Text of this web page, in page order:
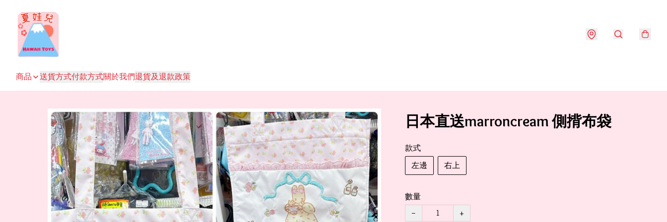
商品 送貨方式付款方式關於我們退貨及退款政策
日本直送marroncream 側揹布袋
款式
左邊
右上
數量
−
+